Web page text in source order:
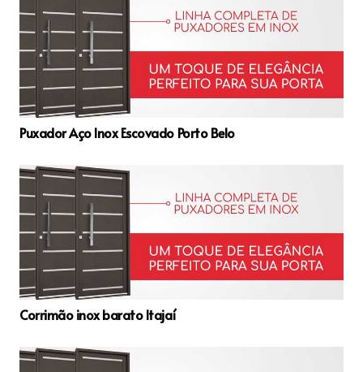
Puxador Aço Inox Escovado Porto Belo
Corrimão inox barato Itajaí